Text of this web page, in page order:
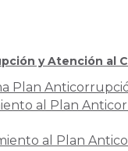
y Atención al
Plan
al Plan
al Plan